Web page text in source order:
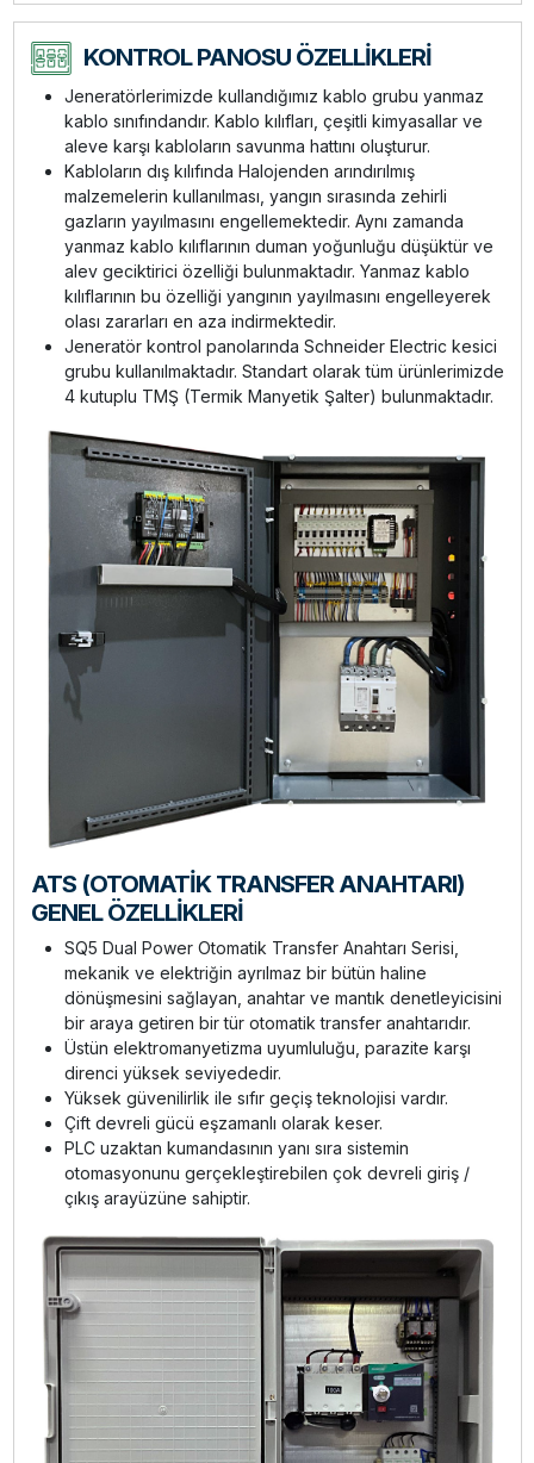
KONTROL PANOSU ÖZELLİKLERİ
Jeneratörlerimizde kullandığımız kablo grubu yanmaz
kablo sınıfındandır. Kablo kılıfları, çeşitli kimyasallar ve
aleve karşı kabloların savunma hattını oluşturur.
Kabloların dış kılıfında Halojenden arındırılmış
malzemelerin kullanılması, yangın sırasında zehirli
gazların yayılmasını engellemektedir. Aynı zamanda
yanmaz kablo kılıflarının duman yoğunluğu düşüktür ve
alev geciktirici özelliği bulunmaktadır. Yanmaz kablo
kılıflarının bu özelliği yangının yayılmasını engelleyerek
olası zararları en aza indirmektedir.
Jeneratör kontrol panolarında Schneider Electric kesici
grubu kullanılmaktadır. Standart olarak tüm ürünlerimizde
4 kutuplu TMŞ (Termik Manyetik Şalter) bulunmaktadır.
ATS (OTOMATİK TRANSFER ANAHTARI)
GENEL ÖZELLİKLERİ
SQ5 Dual Power Otomatik Transfer Anahtarı Serisi,
mekanik ve elektriğin ayrılmaz bir bütün haline
dönüşmesini sağlayan, anahtar ve mantık denetleyicisini
bir araya getiren bir tür otomatik transfer anahtarıdır.
Üstün elektromanyetizma uyumluluğu, parazite karşı
direnci yüksek seviyededir.
Yüksek güvenilirlik ile sıfır geçiş teknolojisi vardır.
Çift devreli gücü eşzamanlı olarak keser.
PLC uzaktan kumandasının yanı sıra sistemin
otomasyonunu gerçekleştirebilen çok devreli giriş /
çıkış arayüzüne sahiptir.